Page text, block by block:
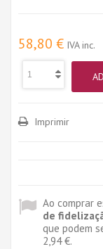
58,80 € IVA inc.
Imprimir
Ao comprar
de
que podem
2,94 €.